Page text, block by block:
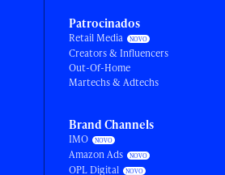
Patrocinados
Retail Media
Creators & Influencers
Out-Of-Home
Martechs & Adtechs
Brand Channels
IMO
Amazon Ads
OPL Digital